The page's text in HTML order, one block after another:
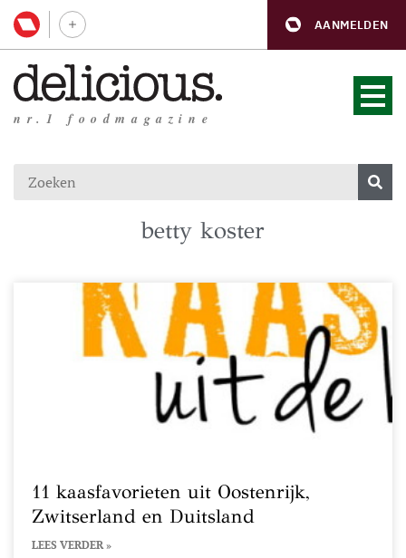
AANMELDEN
nr.1 foodmagazine
betty koster
11 kaasfavorieten uit Oostenrijk,
Zwitserland en Duitsland
LEES VERDER »